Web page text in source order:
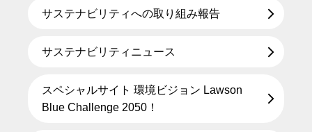
サステナビリティへの取り組み報告
サステナビリティニュース
スペシャルサイト 環境ビジョン Lawson
Blue Challenge 2050！